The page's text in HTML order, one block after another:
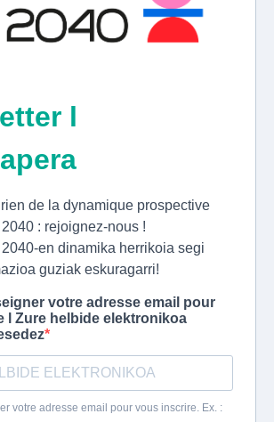
l
de la dynamique prospective
: rejoignez-nous !
2040-en dinamika herrikoia segi
guziak eskuragarri!
votre adresse email pour
l Zure helbide elektronikoa
votre adresse email pour vous inscrire. Ex. :